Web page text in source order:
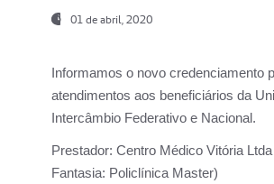
01 de abril, 2020
Informamos o novo credenciamento
atendimentos aos beneficiários da
Intercâmbio Federativo e Nacional.
Prestador: Centro Médico Vitória
Fantasia: Policlínica Master)